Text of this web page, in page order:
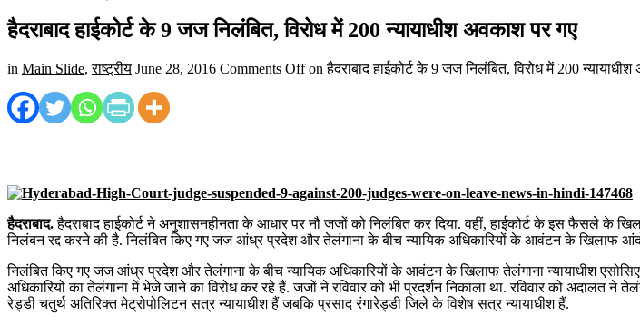
हैदराबाद हाईकोर्ट के 9 जज निलंबित, विरोध में 200 न्यायाधीश अवकाश पर गए
in Main Slide,राष्ट्रीय June 28, 2016 Comments Offon हैदराबाद हाईकोर्ट के 9 जज निलंबित, विरोध में 200
हैदराबाद.हैदराबाद हाईकोर्ट ने अनुशासनहीनता के आधार पर नौ जजों को निलंबित कर दिया. वहीं, हाईकोर्ट के इस फैसले
निलंबन रद्द करने की है. निलंबित किए गए जज आंध्र प्रदेश और तेलंगाना के बीच न्यायिक अधिकारियों के आवंटन के खिलाफ
निलंबित किए गए जज आंध्र प्रदेश और तेलंगाना के बीच न्यायिक अधिकारियों के आवंटन के खिलाफ तेलंगाना न्यायाधीश
अधिकारियों का तेलंगाना में भेजे जाने का विरोध कर रहे हैं. जजों ने रविवार को भी प्रदर्शन निकाला था. रविवार को अदालत
रेड्डी चतुर्थ अतिरिक्त मेट्रोपोलिटन सत्र न्यायाधीश हैं जबकि प्रसाद रंगारेड्डी जिले के विशेष सत्र न्यायाधीश हैं.